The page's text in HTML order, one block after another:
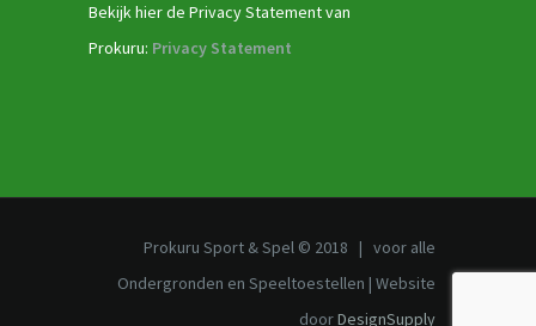
Bekijk hier de Privacy Statement van
Prokuru: Privacy Statement
Prokuru Sport & Spel © 2018 | voor alle
Ondergronden en Speeltoestellen | Website
doorDesignSupply